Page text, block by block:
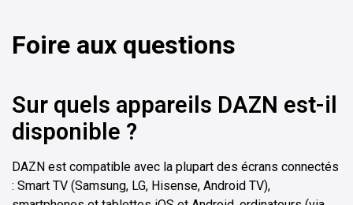
Foire aux questions
Sur quels appareils DAZN est-il
disponible ?
DAZN est compatible avec la plupart des écrans connectés
: Smart TV (Samsung, LG, Hisense, Android TV),